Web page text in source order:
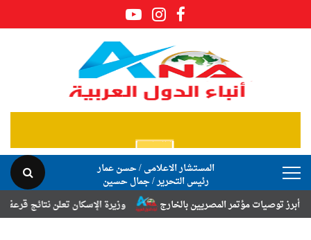
المستشار الاعلامى / حسن عمار
رئيس التحرير / جمال حسين
وزيرة الإسكان تعلن نتائج قرعة تخصيص
مؤتمر المصريين بالخارج